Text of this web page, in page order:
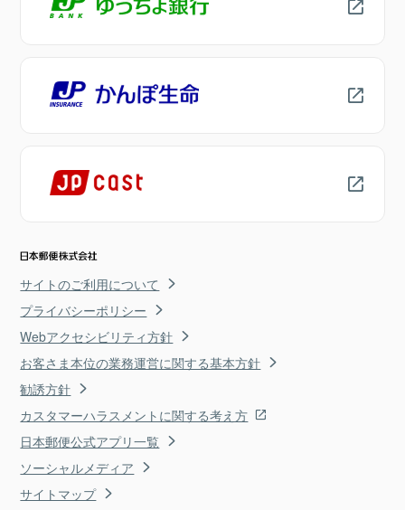
サイトのご利用について
プライバシーポリシー
Webアクセシビリティ方針
お客さま本位の業務運営に関する基本方針
勧誘方針
カスタマーハラスメントに関する考え方
日本郵便公式アプリ一覧
ソーシャルメディア
サイトマップ